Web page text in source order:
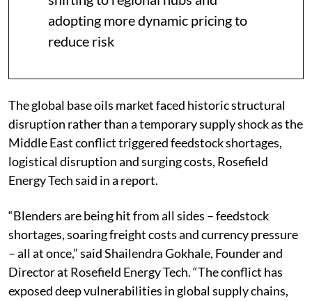
adopting more dynamic pricing to
reduce risk
The global base oils market faced historic structural
disruption rather than a temporary supply shock as the
Middle East conflict triggered feedstock shortages,
logistical disruption and surging costs, Rosefield
Energy Tech said in a report.
“Blenders are being hit from all sides – feedstock
shortages, soaring freight costs and currency pressure
– all at once,” said Shailendra Gokhale, Founder and
Director at Rosefield Energy Tech. “The conflict has
exposed deep vulnerabilities in global supply chains,